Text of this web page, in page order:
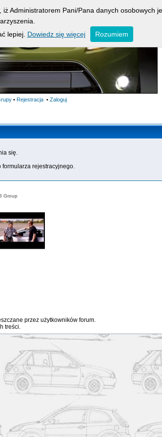
• Rejestracja • Zaloguj
się.
formularza rejestracyjnego.
Group
przez użytkowników forum.
treści.
Administratorem Pani/Pana danych osobowych
lepiej. Dowiedz się więcej Rozumiem